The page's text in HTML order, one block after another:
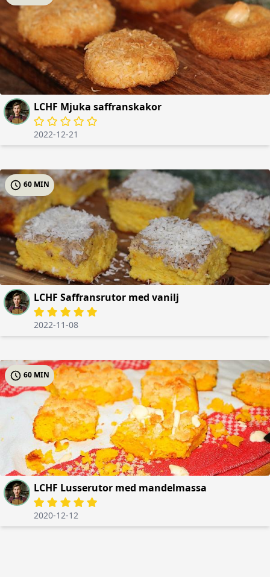
LCHF Mjuka saffranskakor
2022-12-21
LCHF Saffransrutor med vanilj
2022-11-08
60 MIN
LCHF Lusserutor med mandelmassa
2020-12-12
60 MIN